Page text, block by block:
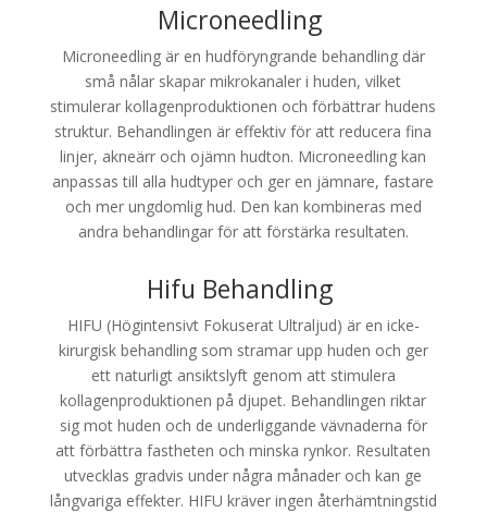
Microneedling
Microneedling är en hudföryngrande behandling där
små nålar skapar mikrokanaler i huden, vilket
stimulerar kollagenproduktionen och förbättrar hudens
struktur. Behandlingen är effektiv för att reducera fina
linjer, akneärr och ojämn hudton. Microneedling kan
anpassas till alla hudtyper och ger en jämnare, fastare
och mer ungdomlig hud. Den kan kombineras med
andra behandlingar för att förstärka resultaten.
Hifu Behandling
HIFU (Högintensivt Fokuserat Ultraljud) är en icke-
kirurgisk behandling som stramar upp huden och ger
ett naturligt ansiktslyft genom att stimulera
kollagenproduktionen på djupet. Behandlingen riktar
sig mot huden och de underliggande vävnaderna för
att förbättra fastheten och minska rynkor. Resultaten
utvecklas gradvis under några månader och kan ge
långvariga effekter. HIFU kräver ingen återhämtningstid